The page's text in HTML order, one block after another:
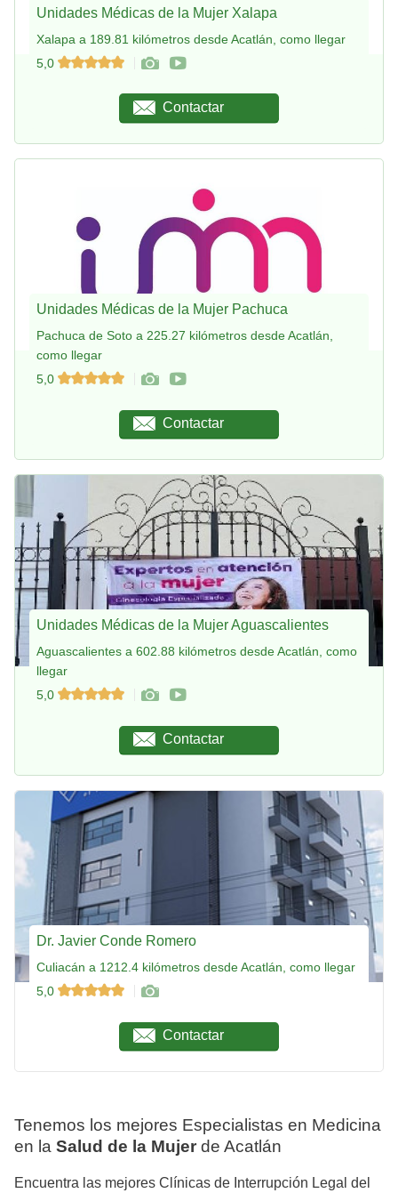
Unidades Médicas de la Mujer Xalapa
Xalapa a 189.81 kilómetros desde Acatlán, como llegar
5,0
Contactar
Unidades Médicas de la Mujer Pachuca
Pachuca de Soto a 225.27 kilómetros desde Acatlán,
como llegar
5,0
Contactar
Unidades Médicas de la Mujer Aguascalientes
Aguascalientes a 602.88 kilómetros desde Acatlán, como
llegar
5,0
Contactar
Dr. Javier Conde Romero
Culiacán a 1212.4 kilómetros desde Acatlán, como llegar
5,0
Contactar
Tenemos los mejores Especialistas en Medicina
en la Salud de la Mujer de Acatlán
Encuentra las mejores Clínicas de Interrupción Legal del